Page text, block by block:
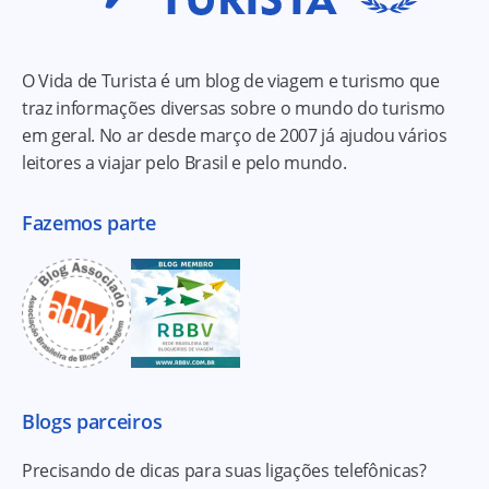
O Vida de Turista é um blog de viagem e turismo que
traz informações diversas sobre o mundo do turismo
em geral. No ar desde março de 2007 já ajudou vários
leitores a viajar pelo Brasil e pelo mundo.
Fazemos parte
Blogs parceiros
Precisando de dicas para suas ligações telefônicas?